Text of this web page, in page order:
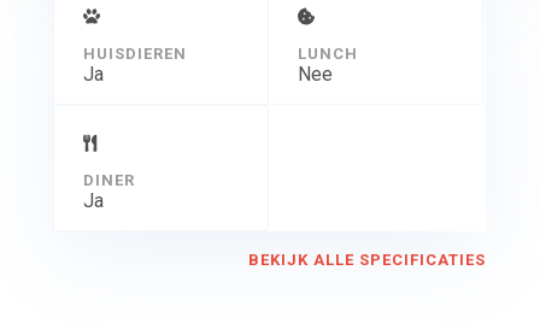
HUISDIEREN
Ja
LUNCH
Nee
DINER
Ja
BEKIJK ALLE SPECIFICATIES